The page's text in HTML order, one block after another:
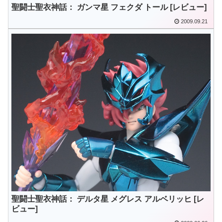
聖闘士聖衣神話： ガンマ星 フェクダ トール [レビュー]
2009.09.21
聖闘士聖衣神話： デルタ星 メグレス アルベリッヒ [レ
ビュー]